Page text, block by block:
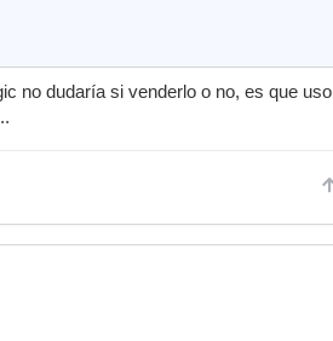
no dudaría si venderlo o no, es que uso